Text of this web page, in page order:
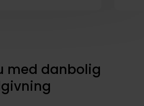
med danbolig